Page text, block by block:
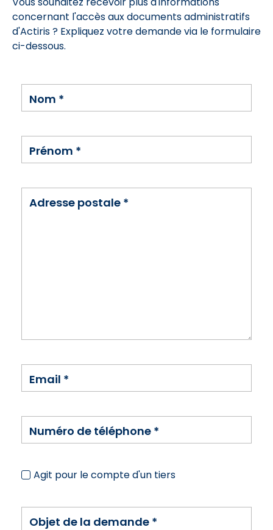
concernant l'accès aux documents administratifs
d'Actiris ? Expliquez votre demande via le formulaire
ci-dessous.
Nom *
Prénom *
Adresse postale *
Email *
Numéro de téléphone *
Agit pour le compte d'un tiers
Objet de la demande *